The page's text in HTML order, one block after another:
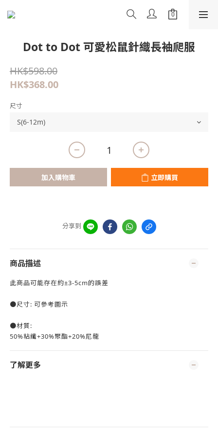
Dot to Dot 可愛松鼠針織長袖爬服
HK$598.00
HK$368.00
尺寸
加入購物車 立即購買
分享到
商品描述
此商品可能存在約±3-5cm的誤差
●尺寸: 可參考圖示
●材質:
50%粘纖+30%聚酯+20%尼龍
了解更多